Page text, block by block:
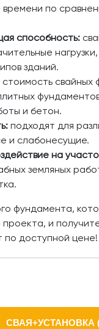
по
способность:
зданий.
стоимость свайных
и бетон.
подходят для
и слабонесущие.
на
земляных
фундамента,
и
доступной цене!
СВАЯ+УСТАНОВКА